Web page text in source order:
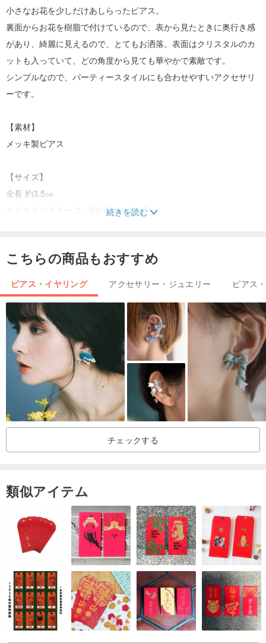
小さなお花を少しだけあしらったピアス。
裏面からお花を樹脂で付けているので、表から見たときに奥行き感
があり、綺麗に見えるので、とてもお洒落。表面はクリスタルのカ
ットも入っていて、どの角度から見ても華やかで素敵です。
シンプルなので、パーティースタイルにも合わせやすいアクセサリ
ーです。
【素材】
メッキ製ピアス
【サイズ】
全長 約3.5㎝
クリスタルモチーフ：約2.5cm✕約1.5㎝
【注意】
ます。予めご了承ください。
また、小さいパーツを直接触り加工するため、指紋や空気中の埃が
入る場合があります。細心の注意を払っていますが、ハンドメイド
の為ご了承ください。
・商品の特性上 紫外線により徐々に退色致します。１つ１つUVカ
ット加工を施しておりますが、予めご了承ください。
・本商品のチャームは天然の植物を使用しています。1点物の為、色
の濃淡・大きさ・形等は個体差がございます。また、形や風合いな
どはご指定いただけませんのでご了承ください。
・高温多湿・強い直射日光をお避け下さい。劣化の原因となります
れ等破損原因となります。
・本商品は金具にメッキ加工したアクセサリーパーツを使用してお
ります。金属アレルギー又はその疑いのある方はご使用をお控え下
さい。
(C) 2014-2019 schaf*
続きを読む
こちらの商品もおすすめ
ピアス・イヤリング アクセサリー・ジュエリー ピアス
チェックする
類似アイテム